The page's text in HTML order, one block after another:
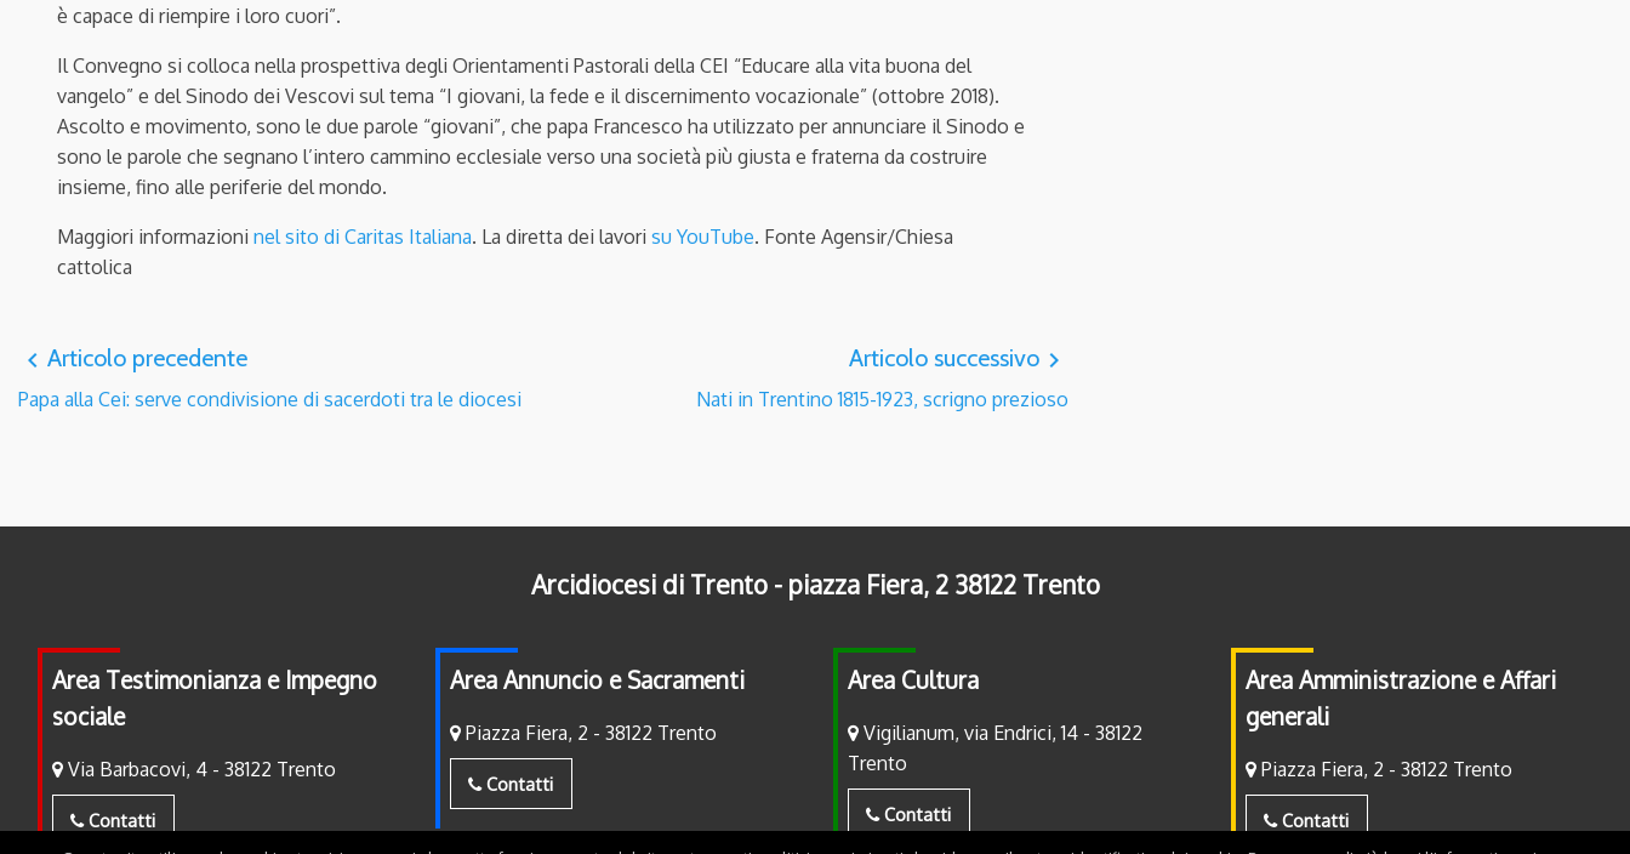
è capace di riempire i loro cuori”.
Il Convegno si colloca nella prospettiva degli Orientamenti Pastorali della CEI “Educare alla vita buona del
vangelo” e del Sinodo dei Vescovi sul tema “I giovani, la fede e il discernimento vocazionale” (ottobre 2018).
Ascolto e movimento, sono le due parole “giovani”, che papa Francesco ha utilizzato per annunciare il Sinodo e
sono le parole che segnano l’intero cammino ecclesiale verso una società più giusta e fraterna da costruire
insieme, fino alle periferie del mondo.
Maggiori informazioni nel sito di Caritas Italiana. La diretta dei lavori su YouTube. Fonte Agensir/Chiesa
cattolica
navigate_before Articolo precedente
Papa alla Cei: serve condivisione di sacerdoti tra le diocesi
Articolo successivo navigate_next
Nati in Trentino 1815-1923, scrigno prezioso
Arcidiocesi di Trento - piazza Fiera, 2 38122 Trento
Area Testimonianza e Impegno
sociale
Via Barbacovi, 4 - 38122 Trento
Contatti
Area Annuncio e Sacramenti
Piazza Fiera, 2 - 38122 Trento
Contatti
Area Cultura
Vigilianum, via Endrici, 14 - 38122
Trento
Contatti
Area Amministrazione e Affari
generali
Piazza Fiera, 2 - 38122 Trento
Contatti